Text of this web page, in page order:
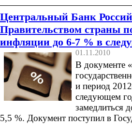
Центральный Банк
Правительством страны
инфляции до 6-7 % в
01.11.2010
В документе
и период
следующем
замедлиться
5,5 %. Документ поступил в